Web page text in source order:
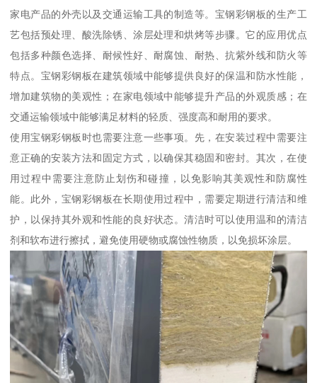
家电产品的外壳以及交通运输工具的制造等。宝钢彩钢板的生产工
艺包括预处理、酸洗除锈、涂层处理和烘烤等步骤。它的应用优点
包括多种颜色选择、耐候性好、耐腐蚀、耐热、抗紫外线和防火等
特点。宝钢彩钢板在建筑领域中能够提供良好的保温和防水性能，
增加建筑物的美观性；在家电领域中能够提升产品的外观质感；在
交通运输领域中能够满足材料的轻质、强度高和耐用的要求。
使用宝钢彩钢板时也需要注意一些事项。先，在安装过程中需要注
意正确的安装方法和固定方式，以确保其稳固和密封。其次，在使
用过程中需要注意防止划伤和碰撞，以免影响其美观性和防腐性
能。此外，宝钢彩钢板在长期使用过程中，需要定期进行清洁和维
护，以保持其外观和性能的良好状态。清洁时可以使用温和的清洁
剂和软布进行擦拭，避免使用硬物或腐蚀性物质，以免损坏涂层。